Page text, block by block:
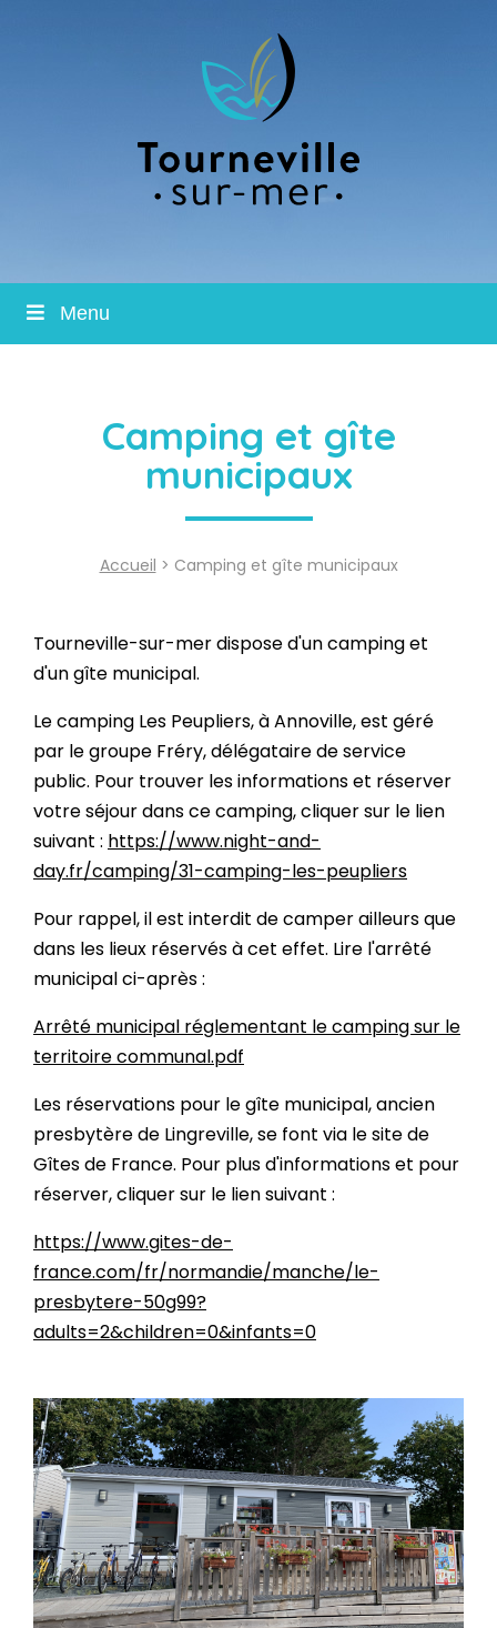
Menu
Camping et gîte
municipaux
Accueil > Camping et gîte municipaux
Tourneville-sur-mer dispose d'un camping et
d'un gîte municipal.
Le camping Les Peupliers, à Annoville, est géré
par le groupe Fréry, délégataire de service
public. Pour trouver les informations et réserver
votre séjour dans ce camping, cliquer sur le lien
suivant : https://www.night-and-
day.fr/camping/31-camping-les-peupliers
Pour rappel, il est interdit de camper ailleurs que
dans les lieux réservés à cet effet. Lire l'arrêté
municipal ci-après :
Arrêté municipal réglementant le camping sur le
territoire communal.pdf
Les réservations pour le gîte municipal, ancien
presbytère de Lingreville, se font via le site de
Gîtes de France. Pour plus d'informations et pour
réserver, cliquer sur le lien suivant :
https://www.gites-de-
france.com/fr/normandie/manche/le-
presbytere-50g99?
adults=2&children=0&infants=0